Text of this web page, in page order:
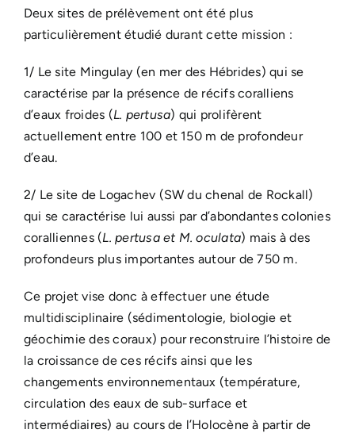
Deux sites de prélèvement ont été plus
particulièrement étudié durant cette mission :
1/ Le site Mingulay (en mer des Hébrides) qui se
caractérise par la présence de récifs coralliens
d’eaux froides (L. pertusa) qui prolifèrent
actuellement entre 100 et 150 m de profondeur
d’eau.
2/ Le site de Logachev (SW du chenal de Rockall)
qui se caractérise lui aussi par d’abondantes colonies
coralliennes (L. pertusa et M. oculata) mais à des
profondeurs plus importantes autour de 750 m.
Ce projet vise donc à effectuer une étude
multidisciplinaire (sédimentologie, biologie et
géochimie des coraux) pour reconstruire l’histoire de
la croissance de ces récifs ainsi que les
changements environnementaux (température,
circulation des eaux de sub-surface et
intermédiaires) au cours de l’Holocène à partir de